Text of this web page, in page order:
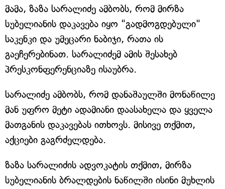
მამა, ზაზა სარალიძე ამბობს, რომ მირზა
სუბელიანის დაკავება იყო "გადმოგდებული"
საკენკი და უმეცარი ნაბიჯი, რათა ის
გაეჩერებინათ. სარალიძემ ამის შესახებ
პრესკონფერენციაზე ისაუბრა.
სარალიძე ამბობს, რომ დანაშაულში მონაწილე
მან უფრო მეტი ადამიანი დაასახელა და ყველა
მათგანის დაკავებას ითხოვს. მისივე თქმით,
აქციები გაგრძელდება.
ზაზა სარალიძის ადვოკატის თქმით, მირზა
სუბელიანის ბრალდების ნაწილში ისინი მუხლის